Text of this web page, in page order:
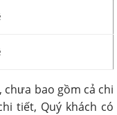
chưa bao gồm cả chi
tiết, Quý khách có